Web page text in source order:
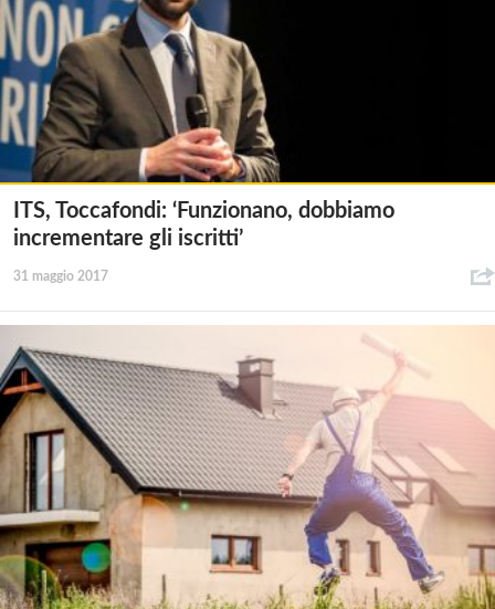
ITS, Toccafondi: ‘Funzionano, dobbiamo
incrementare gli iscritti’
31 maggio 2017